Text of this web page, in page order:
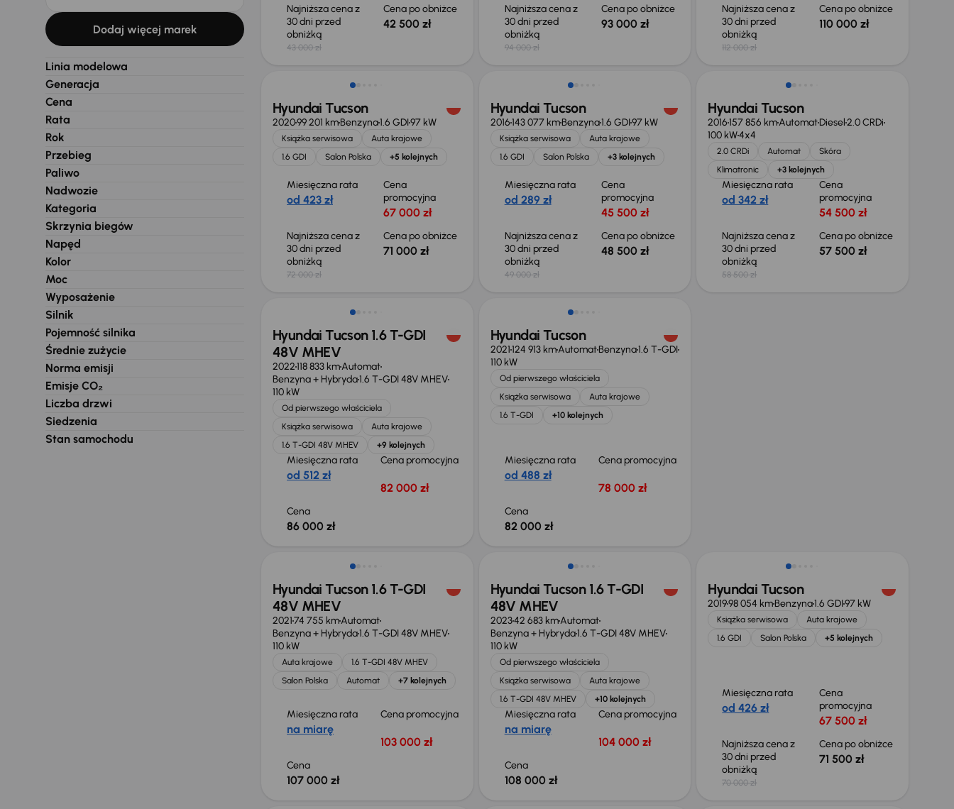
Dodaj więcej marek
Linia modelowa
Generacja
Cena
Rata
Rok
Przebieg
Paliwo
Nadwozie
Kategoria
Skrzynia biegów
Napęd
Kolor
Moc
Wyposażenie
Silnik
Pojemność silnika
Średnie zużycie
Norma emisji
Emisje CO₂
Liczba drzwi
Siedzenia
Stan samochodu
Najniższa cena z
30 dni przed
obniżką
43 000 zł
Cena po obniżce
42 500 zł
Najniższa cena z
30 dni przed
obniżką
94 000 zł
Cena po obniżce
93 000 zł
Najniższa cena z
30 dni przed
obniżką
112 000 zł
Cena po obniżce
110 000 zł
Taniej o 1 000 zł
Hyundai Tucson
202099 201 kmBenzyna1.6 GDI97 kW
Książka serwisowa
Auta krajowe
1.6 GDI
Salon Polska +5 kolejnych
Miesięczna rata
od 423 zł
Cena
promocyjna
67 000 zł
Najniższa cena z
30 dni przed
obniżką
72 000 zł
Cena po obniżce
71 000 zł
Taniej o 500 zł
Hyundai Tucson
2016143 077 kmBenzyna1.6 GDI97 kW
Książka serwisowa
Auta krajowe
1.6 GDI
Salon Polska +3 kolejnych
Miesięczna rata
od 289 zł
Cena
promocyjna
45 500 zł
Najniższa cena z
30 dni przed
obniżką
49 000 zł
Cena po obniżce
48 500 zł
Taniej o 1 000 zł
Hyundai Tucson
2016157 856 kmAutomatDiesel2.0 CRDi
100 kW4x4
2.0 CRDi Automat
Skóra
Klimatronic
+3 kolejnych
Miesięczna rata
od 342 zł
Cena
promocyjna
54 500 zł
Najniższa cena z
30 dni przed
obniżką
58 500 zł
Cena po obniżce
57 500 zł
Możliwość odliczenia VAT
Hyundai Tucson 1.6 T-GDI
48V MHEV
2022118 833 kmAutomat
Benzyna + Hybryda1.6 T-GDI 48V MHEV
110 kW
Od pierwszego właściciela
Książka serwisowa
Auta krajowe
1.6 T-GDI 48V MHEV
+9 kolejnych
Miesięczna rata
od 512 zł
Cena promocyjna
82 000 zł
Cena
86 000 zł
Możliwość odliczenia VAT
Hyundai Tucson
2021124 913 kmAutomatBenzyna1.6 T-GDI
110 kW
Od pierwszego właściciela
Książka serwisowa
Auta krajowe
1.6 T-GDI
+10 kolejnych
Miesięczna rata
od 488 zł
Cena promocyjna
78 000 zł
Cena
82 000 zł
Świeżo skupione
Hyundai Tucson 1.6 T-GDI
48V MHEV
202174 755 kmAutomat
Benzyna + Hybryda1.6 T-GDI 48V MHEV
110 kW
Auta krajowe
1.6 T-GDI 48V MHEV
Salon Polska
Automat +7 kolejnych
Miesięczna rata
na miarę
Cena promocyjna
103 000 zł
Cena
107 000 zł
Możliwość odliczenia VAT
Hyundai Tucson 1.6 T-GDI
48V MHEV
202342 683 kmAutomat
Benzyna + Hybryda1.6 T-GDI 48V MHEV
110 kW
Od pierwszego właściciela
Książka serwisowa
Auta krajowe
1.6 T-GDI 48V MHEV
+10 kolejnych
Miesięczna rata
na miarę
Cena promocyjna
104 000 zł
Cena
108 000 zł
Hyundai Tucson
201998 054 kmBenzyna1.6 GDI97 kW
Książka serwisowa
Auta krajowe
1.6 GDI
Salon Polska +5 kolejnych
Miesięczna rata
od 426 zł
Cena
promocyjna
67 500 zł
Najniższa cena z
30 dni przed
obniżką
70 000 zł
Cena po obniżce
71 500 zł
Możliwość odliczenia VAT